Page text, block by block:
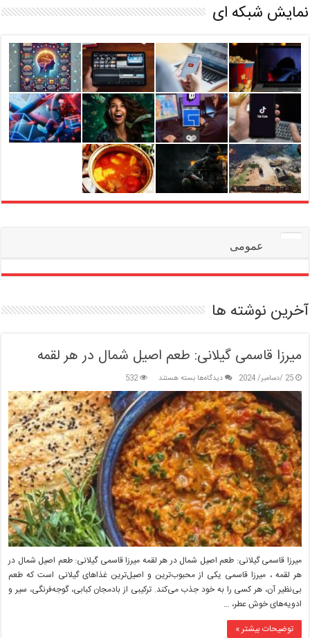
نمایش شبکه ای
عمومی
آخرین نوشته ها
میرزا قاسمی گیلانی: طعم اصیل شمال در هر لقمه
25 /دسامبر/ 2024 دیدگاه‌هابرای
میرزا
قاسمی
گیلانی:
طعم
اصیل
شمال
در
هر
لقمه
بسته هستند 532
میرزا قاسمی گیلانی: طعم اصیل شمال در هر لقمه میرزا قاسمی گیلانی: طعم اصیل شمال در
هر لقمه ، میرزا قاسمی یکی از محبوب‌ترین و اصیل‌ترین غذاهای گیلانی است که طعم
بی‌نظیر آن، هر کسی را به خود جذب می‌کند. ترکیبی از بادمجان کبابی، گوجه‌فرنگی، سیر و
ادویه‌های خوش عطر، …
توضیحات بیشتر »